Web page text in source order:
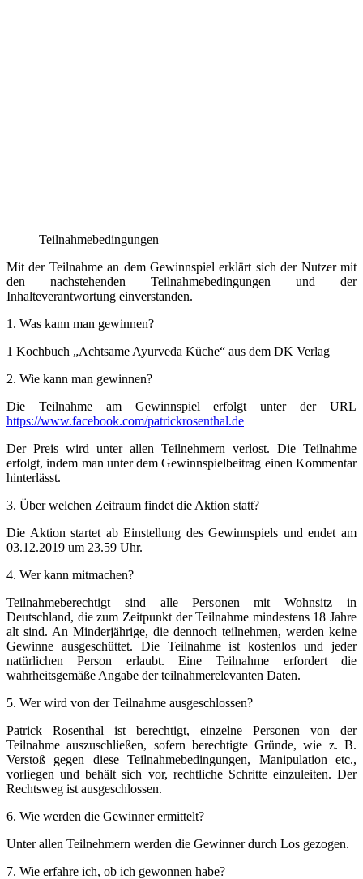
Teilnahmebedingungen
Mit der Teilnahme an dem Gewinnspiel erklärt sich der Nutzer mit
den nachstehenden Teilnahmebedingungen und der
Inhalteverantwortung einverstanden.
1. Was kann man gewinnen?
1 Kochbuch „Achtsame Ayurveda Küche“ aus dem DK Verlag
2. Wie kann man gewinnen?
Die Teilnahme am Gewinnspiel erfolgt unter der URL
https://www.facebook.com/patrickrosenthal.de
Der Preis wird unter allen Teilnehmern verlost. Die Teilnahme
erfolgt, indem man unter dem Gewinnspielbeitrag einen Kommentar
hinterlässt.
3. Über welchen Zeitraum findet die Aktion statt?
Die Aktion startet ab Einstellung des Gewinnspiels und endet am
03.12.2019 um 23.59 Uhr.
4. Wer kann mitmachen?
Teilnahmeberechtigt sind alle Personen mit Wohnsitz in
Deutschland, die zum Zeitpunkt der Teilnahme mindestens 18 Jahre
alt sind. An Minderjährige, die dennoch teilnehmen, werden keine
Gewinne ausgeschüttet. Die Teilnahme ist kostenlos und jeder
natürlichen Person erlaubt. Eine Teilnahme erfordert die
wahrheitsgemäße Angabe der teilnahmerelevanten Daten.
5. Wer wird von der Teilnahme ausgeschlossen?
Patrick Rosenthal ist berechtigt, einzelne Personen von der
Teilnahme auszuschließen, sofern berechtigte Gründe, wie z. B.
Verstoß gegen diese Teilnahmebedingungen, Manipulation etc.,
vorliegen und behält sich vor, rechtliche Schritte einzuleiten. Der
Rechtsweg ist ausgeschlossen.
6. Wie werden die Gewinner ermittelt?
Unter allen Teilnehmern werden die Gewinner durch Los gezogen.
7. Wie erfahre ich, ob ich gewonnen habe?